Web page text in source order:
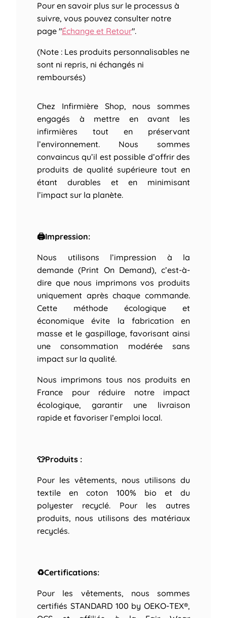
Pour en savoir plus sur le processus à
suivre, vous pouvez consulter notre
page "Échange et Retour".
(Note : Les produits personnalisables ne
sont ni repris, ni échangés ni
remboursés)
Chez Infirmière Shop, nous sommes
engagés à mettre en avant les
infirmières tout en préservant
l’environnement. Nous sommes
convaincus qu’il est possible d’offrir des
produits de qualité supérieure tout en
étant durables et en minimisant
l’impact sur la planète.
🖨Impression:
Nous utilisons l’impression à la
demande (Print On Demand), c’est-à-
dire que nous imprimons vos produits
uniquement après chaque commande.
Cette méthode écologique et
économique évite la fabrication en
masse et le gaspillage, favorisant ainsi
une consommation modérée sans
impact sur la qualité.
Nous imprimons tous nos produits en
France pour réduire notre impact
écologique, garantir une livraison
rapide et favoriser l’emploi local.
👕Produits :
Pour les vêtements, nous utilisons du
textile en coton 100% bio et du
polyester recyclé. Pour les autres
produits, nous utilisons des matériaux
recyclés.
♻Certifications:
Pour les vêtements, nous sommes
certifiés STANDARD 100 by OEKO-TEX®,